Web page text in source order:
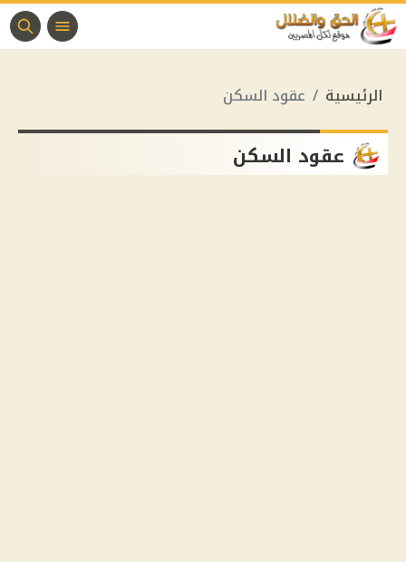
الرئيسية عقود السكن
عقود السكن